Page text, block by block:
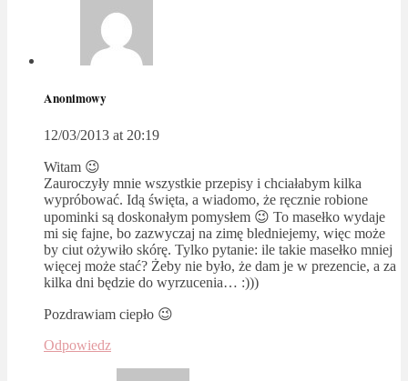
Anonimowy
12/03/2013 at 20:19
Witam 😉
Zauroczyły mnie wszystkie przepisy i chciałabym kilka
wypróbować. Idą święta, a wiadomo, że ręcznie robione
upominki są doskonałym pomysłem 😉 To masełko wydaje
mi się fajne, bo zazwyczaj na zimę bledniejemy, więc może
by ciut ożywiło skórę. Tylko pytanie: ile takie masełko mniej
więcej może stać? Żeby nie było, że dam je w prezencie, a za
kilka dni będzie do wyrzucenia… :)))
Pozdrawiam ciepło 😉
Odpowiedz